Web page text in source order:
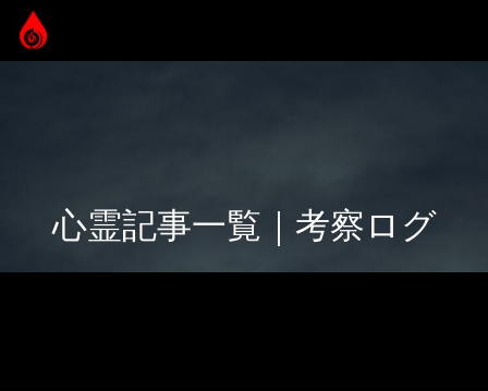
心霊記事一覧｜考察ログ